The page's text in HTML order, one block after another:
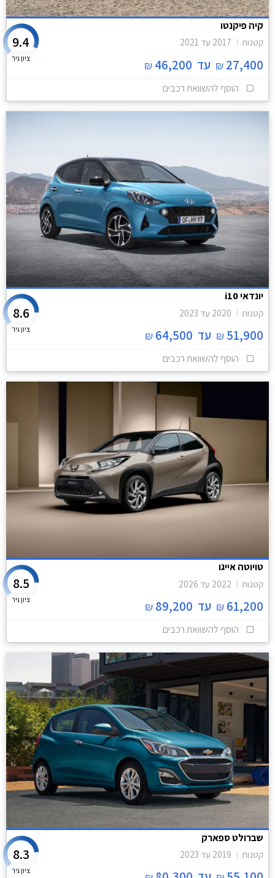
קיה פיקנטו
קטנות 2017 עד 2021
27,400
₪ עד 46,200
₪
9.4
ציון גיר
הוסף להשוואת רכבים
יונדאי i10
קטנות 2020 עד 2023
51,900
₪ עד 64,500
₪
8.6
ציון גיר
הוסף להשוואת רכבים
טויוטה אייגו
קטנות 2022 עד 2026
61,200
₪ עד 89,200
₪
8.5
ציון גיר
הוסף להשוואת רכבים
שברולט ספארק
קטנות 2019 עד 2023
8.3
ציון גיר